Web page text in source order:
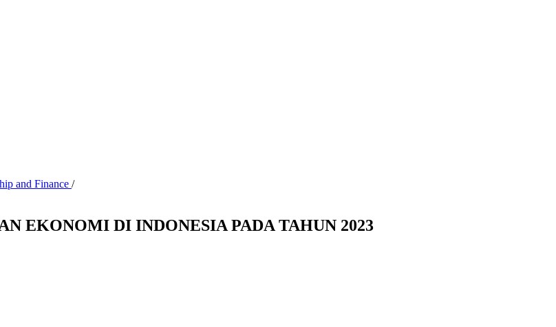
and Finance /
EKONOMI DI INDONESIA PADA TAHUN 2023